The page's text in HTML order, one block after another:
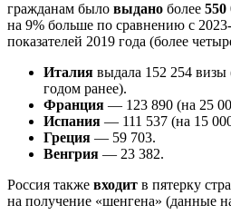
гражданам было выдано более 550
на 9% больше по сравнению с
показателей 2019 года (более
Италия выдала 152 254
годом ранее).
Франция — 123 890 (на 25
Испания — 111 537 (на 15
Греция — 59 703.
Венгрия — 23 382.
Россия также входит в пятерку
на получение «шенгена» (данные